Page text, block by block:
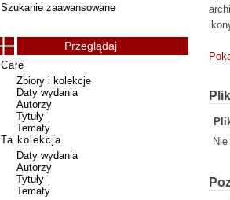
Szukanie zaawansowane
Przeglądaj
Całe
Zbiory i kolekcje
Daty wydania
Autorzy
Tytuły
Tematy
Ta kolekcja
Daty wydania
Autorzy
Tytuły
Tematy